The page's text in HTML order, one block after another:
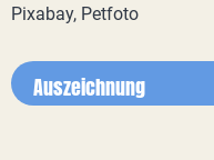
Pixabay, Petfoto
Auszeichnung